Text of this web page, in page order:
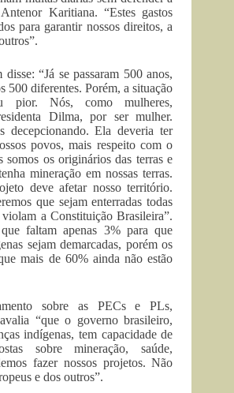
Karitiana. “Estes gastos
para garantir nossos direitos, a
“Já se passaram 500 anos,
500 diferentes. Porém, a situação
pior. Nós, como mulheres,
Dilma, por ser mulher.
decepcionando. Ela deveria ter
povos, mais respeito com o
os originários das terras e
mineração em nossas terras.
deve afetar nosso território.
que sejam enterradas todas
a Constituição Brasileira”.
faltam apenas 3% para que
sejam demarcadas, porém os
mais de 60% ainda não estão
sobre as PECs e PLs,
“que o governo brasileiro,
indígenas, tem capacidade de
sobre mineração, saúde,
fazer nossos projetos. Não
e dos outros”.